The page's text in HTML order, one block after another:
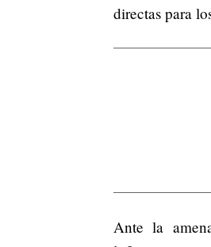
directas para
Ante la